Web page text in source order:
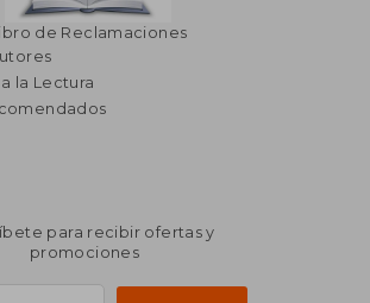
de Reclamaciones
la Lectura
para recibir ofertas y
promociones